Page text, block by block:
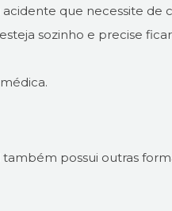
que necessite de
sozinho e precise
possui outras